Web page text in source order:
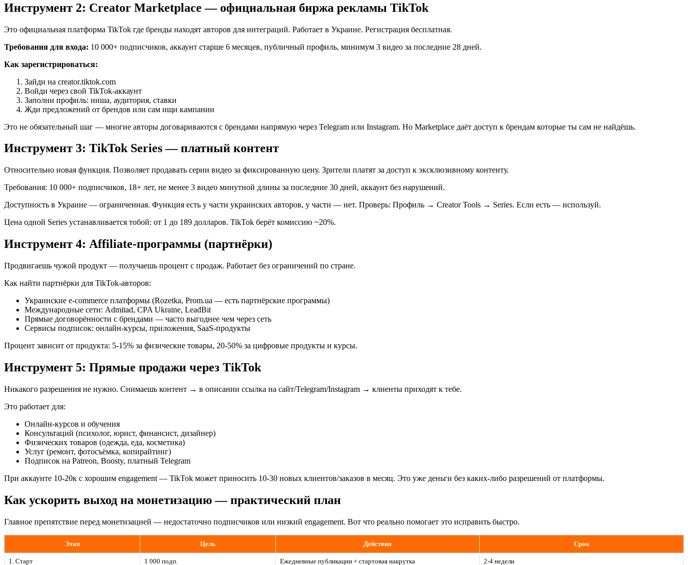
Инструмент 2: Creator Marketplace — официальная биржа рекламы TikTok
Это официальная платформа TikTok где бренды находят авторов для интеграций. Работает в Украине. Регистрация бесплатная.
Требования для входа: 10 000+ подписчиков, аккаунт старше 6 месяцев, публичный профиль, минимум 3 видео за последние 28 дней.
Как зарегистрироваться:
Зайди на creator.tiktok.com
Войди через свой TikTok-аккаунт
Заполни профиль: ниша, аудитория, ставки
Жди предложений от брендов или сам ищи кампании
Это не обязательный шаг — многие авторы договариваются с брендами напрямую через Telegram или Instagram. Но Marketplace даёт доступ к брендам которые ты сам не найдёшь.
Инструмент 3: TikTok Series — платный контент
Относительно новая функция. Позволяет продавать серии видео за фиксированную цену. Зрители платят за доступ к эксклюзивному контенту.
Требования: 10 000+ подписчиков, 18+ лет, не менее 3 видео минутной длины за последние 30 дней, аккаунт без нарушений.
Доступность в Украине — ограниченная. Функция есть у части украинских авторов, у части — нет. Проверь: Профиль → Creator Tools → Series. Если есть — используй.
Цена одной Series устанавливается тобой: от 1 до 189 долларов. TikTok берёт комиссию ~20%.
Инструмент 4: Affiliate-программы (партнёрки)
Продвигаешь чужой продукт — получаешь процент с продаж. Работает без ограничений по стране.
Как найти партнёрки для TikTok-авторов:
Украинские e-commerce платформы (Rozetka, Prom.ua — есть партнёрские программы)
Международные сети: Admitad, CPA Ukraine, LeadBit
Прямые договорённости с брендами — часто выгоднее чем через сеть
Сервисы подписок: онлайн-курсы, приложения, SaaS-продукты
Процент зависит от продукта: 5-15% за физические товары, 20-50% за цифровые продукты и курсы.
Инструмент 5: Прямые продажи через TikTok
Никакого разрешения не нужно. Снимаешь контент → в описании ссылка на сайт/Telegram/Instagram → клиенты приходят к тебе.
Это работает для:
Онлайн-курсов и обучения
Консультаций (психолог, юрист, финансист, дизайнер)
Физических товаров (одежда, еда, косметика)
Услуг (ремонт, фотосъёмка, копирайтинг)
Подписок на Patreon, Boosty, платный Telegram
При аккаунте 10-20к с хорошим engagement — TikTok может приносить 10-30 новых клиентов/заказов в месяц. Это уже деньги без каких-либо разрешений от платформы.
Как ускорить выход на монетизацию — практический план
Главное препятствие перед монетизацией — недостаточно подписчиков или низкий engagement. Вот что реально помогает это исправить быстро.
Этап Цель Действия Срок
1. Старт 1 000 подп. Ежедневные публикации + стартовая накрутка 2-4 недели